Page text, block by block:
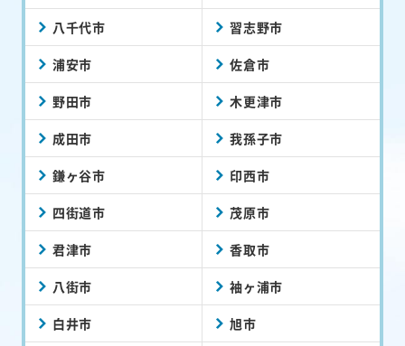
八千代市 習志野市
浦安市 佐倉市
野田市 木更津市
成田市 我孫子市
鎌ヶ谷市 印西市
四街道市 茂原市
君津市 香取市
八街市 袖ヶ浦市
白井市 旭市